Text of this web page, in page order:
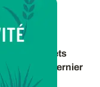
et des projets
dans le dernier
pour